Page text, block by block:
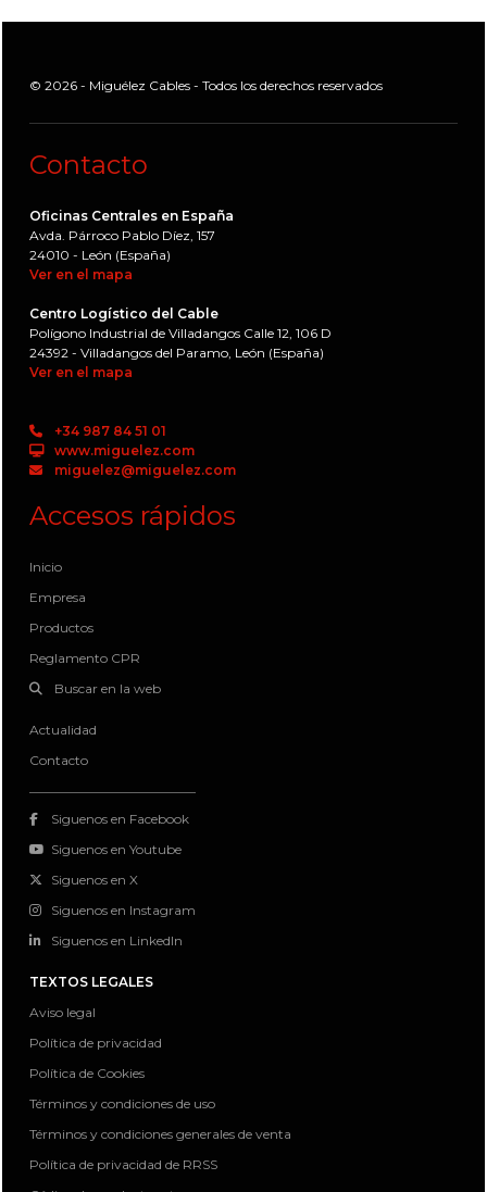
© 2026 - Miguélez Cables - Todos los derechos reservados
Contacto
Oficinas Centrales en España
Avda. Párroco Pablo Díez, 157
24010 - León (España)
Ver en el mapa
Centro Logístico del Cable
Polígono Industrial de Villadangos Calle 12, 106 D
24392 - Villadangos del Paramo, León (España)
Ver en el mapa
+34 987 84 51 01
www.miguelez.com
miguelez@miguelez.com
Accesos rápidos
Inicio
Empresa
Productos
Reglamento CPR
Buscar en la web
Actualidad
Contacto
Siguenos en Facebook
Siguenos en Youtube
Siguenos en X
Siguenos en Instagram
Siguenos en LinkedIn
TEXTOS LEGALES
Aviso legal
Política de privacidad
Política de Cookies
Términos y condiciones de uso
Términos y condiciones generales de venta
Política de privacidad de RRSS